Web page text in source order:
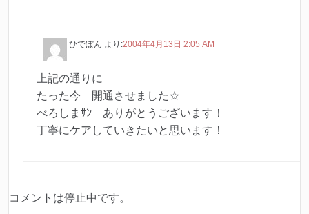
ひでぽん より:2004年4月13日 2:05 AM
上記の通りに
たった今 開通させました☆
べろしまｻﾝ ありがとうございます！
丁寧にケアしていきたいと思います！
コメントは停止中です。